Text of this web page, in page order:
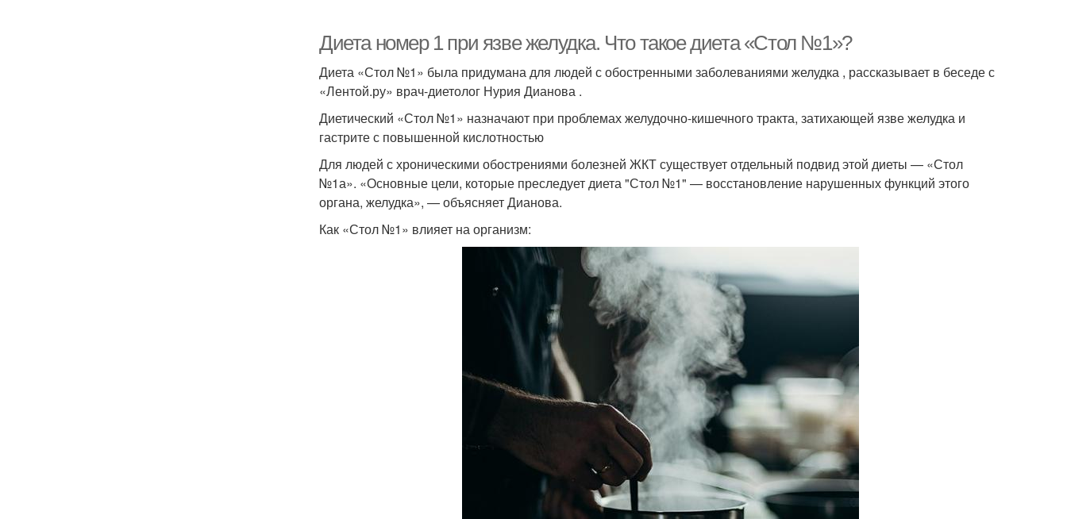
Диета номер 1 при язве желудка. Что такое диета «Стол №1»?
Диета «Стол №1» была придумана для людей с обостренными заболеваниями желудка , рассказывает в беседе с
«Лентой.ру» врач-диетолог Нурия Дианова .
Диетический «Стол №1» назначают при проблемах желудочно-кишечного тракта, затихающей язве желудка и
гастрите с повышенной кислотностью
Для людей с хроническими обострениями болезней ЖКТ существует отдельный подвид этой диеты — «Стол
№1а». «Основные цели, которые преследует диета "Стол №1" — восстановление нарушенных функций этого
органа, желудка», — объясняет Дианова.
Как «Стол №1» влияет на организм: